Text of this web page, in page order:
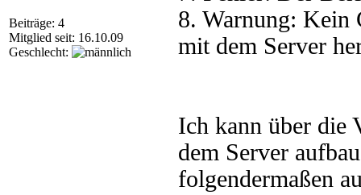
Beiträge: 4
Mitglied seit: 16.10.09
Geschlecht:
8. Warnung: Kein
mit dem Server
Ich kann über die
dem Server
folgendermaßen